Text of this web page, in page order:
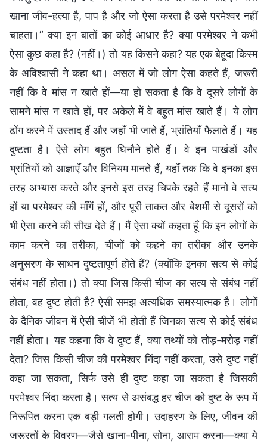
खाना जीव-हत्या है, पाप है और जो ऐसा करता है उसे परमेश्वर नहीं
चाहता।” क्या इन बातों का कोई आधार है? क्या परमेश्वर ने कभी
ऐसा कुछ कहा है? (नहीं।) तो यह किसने कहा? यह एक बेहूदा किस्म
के अविश्वासी ने कहा था। असल में जो लोग ऐसा कहते हैं, जरूरी
नहीं कि वे मांस न खाते हों—या हो सकता है कि वे दूसरे लोगों के
सामने मांस न खाते हों, पर अकेले में वे बहुत मांस खाते हैं। ये लोग
ढोंग करने में उस्ताद हैं और जहाँ भी जाते हैं, भ्रांतियाँ फैलाते हैं। यह
दुष्टता है। ऐसे लोग बहुत घिनौने होते हैं। वे इन पाखंडों और
भ्रांतियों को आज्ञाएँ और विनियम मानते हैं, यहाँ तक कि वे इनका इस
तरह अभ्यास करते और इनसे इस तरह चिपके रहते हैं मानो वे सत्य
हों या परमेश्वर की माँगें हों, और पूरी ताकत और बेशर्मी से दूसरों को
भी ऐसा करने की सीख देते हैं। मैं ऐसा क्यों कहता हूँ कि इन लोगों के
काम करने का तरीका, चीजों को कहने का तरीका और उनके
अनुसरण के साधन दुष्टतापूर्ण होते हैं? (क्योंकि इनका सत्य से कोई
संबंध नहीं होता।) तो क्या जिस किसी चीज का सत्य से संबंध नहीं
होता, वह दुष्ट होती है? ऐसी समझ अत्यधिक समस्यात्मक है। लोगों
के दैनिक जीवन में ऐसी चीजें भी होती हैं जिनका सत्य से कोई संबंध
नहीं होता। यह कहना कि वे दुष्ट हैं, क्या तथ्यों को तोड़-मरोड़ नहीं
देता? जिस किसी चीज की परमेश्वर निंदा नहीं करता, उसे दुष्ट नहीं
कहा जा सकता, सिर्फ उसे ही दुष्ट कहा जा सकता है जिसकी
परमेश्वर निंदा करता है। सत्य से असंबद्ध हर चीज को दुष्ट के रूप में
निरूपित करना एक बड़ी गलती होगी। उदाहरण के लिए, जीवन की
जरूरतों के विवरण—जैसे खाना-पीना, सोना, आराम करना—क्या ये